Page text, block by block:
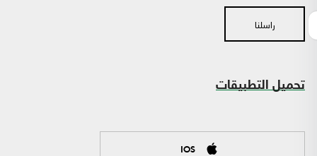
راسلنا
تحميل التطبيقات
IOS